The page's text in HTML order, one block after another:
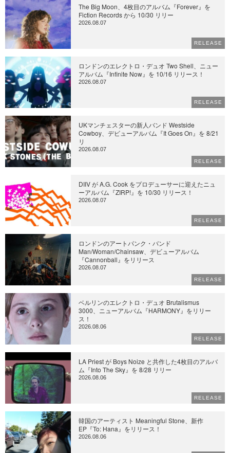
The Big Moon、4枚目のアルバム『Forever』を
Fiction Records から 10/30 リリー
2026.08.07
RELEASE
ロンドンのエレクトロ・デュオ Two Shell、ニュー
アルバム『Infinite Now』を 10/16 リリース！
2026.08.07
RELEASE
UKマンチェスターの新人バンド Westside
Cowboy、デビューアルバム『It Goes On』を 8/21
リ
2026.08.07
RELEASE
DIIV が A.G. Cook をプロデューサーに迎えたニュ
ーアルバム『ZIRP!』を 10/30 リリース！
2026.08.07
RELEASE
ロンドンのアートパンク・バンド
Man/Woman/Chainsaw、デビューアルバム
『Cannonball』をリリース
2026.08.07
RELEASE
ベルリンのエレクトロ・デュオ Brutalismus
3000、ニューアルバム『HARMONY』をリリー
ス！
2026.08.06
RELEASE
LA Priest が Boys Noize と共作した4枚目のアルバ
ム『Into The Sky』を 8/28 リリー
2026.08.06
RELEASE
韓国のアーティスト Meaningful Stone、新作
EP『To: Hana』をリリース！
2026.08.06